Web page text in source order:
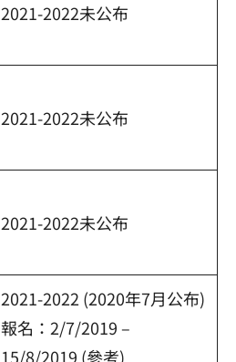
2021-2022未公布
2021-2022未公布
2021-2022未公布
2021-2022 (2020年7月公布)
報名：2/7/2019 –
15/8/2019 (參考)